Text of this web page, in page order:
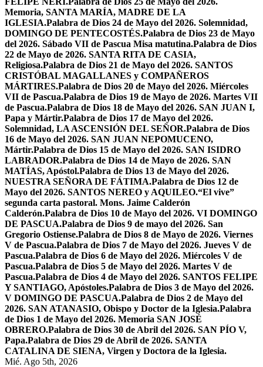
Memoria, SANTA MARÍA, MADRE DE LA
IGLESIA.Palabra de Dios 24 de Mayo del 2026. Solemnidad,
DOMINGO DE PENTECOSTÉS.Palabra de Dios 23 de Mayo
del 2026. Sábado VII de Pascua Misa matutina.Palabra de Dios
22 de Mayo de 2026. SANTA RITA DE CASIA,
Religiosa.Palabra de Dios 21 de Mayo del 2026. SANTOS
CRISTÓBAL MAGALLANES y COMPAÑEROS
MÁRTIRES.Palabra de Dios 20 de Mayo del 2026. Miércoles
VII de Pascua.Palabra de Dios 19 de Mayo de 2026. Martes VII
de Pascua.Palabra de Dios 18 de Mayo del 2026. SAN JUAN I,
Papa y Mártir.Palabra de Dios 17 de Mayo del 2026.
Solemnidad, LA ASCENSIÓN DEL SEÑOR.Palabra de Dios
16 de Mayo del 2026. SAN JUAN NEPOMUCENO,
Mártir.Palabra de Dios 15 de Mayo del 2026. SAN ISIDRO
LABRADOR.Palabra de Dios 14 de Mayo de 2026. SAN
MATÍAS, Apóstol.Palabra de Dios 13 de Mayo del 2026.
NUESTRA SEÑORA DE FÁTIMA.Palabra de Dios 12 de
Mayo del 2026. SANTOS NEREO y AQUILEO.“El vive”
segunda carta pastoral. Mons. Jaime Calderón
Calderón.Palabra de Dios 10 de Mayo del 2026. VI DOMINGO
DE PASCUA.Palabra de Dios 9 de mayo del 2026. San
Gregorio Ostiense.Palabra de Dios 8 de Mayo de 2026. Viernes
V de Pascua.Palabra de Dios 7 de Mayo del 2026. Jueves V de
Pascua.Palabra de Dios 6 de Mayo del 2026. Miércoles V de
Pascua.Palabra de Dios 5 de Mayo del 2026. Martes V de
Pascua.Palabra de Dios 4 de Mayo del 2026. SANTOS FELIPE
Y SANTIAGO, Apóstoles.Palabra de Dios 3 de Mayo del 2026.
V DOMINGO DE PASCUA.Palabra de Dios 2 de Mayo del
2026. SAN ATANASIO, Obispo y Doctor de la Iglesia.Palabra
de Dios 1 de Mayo del 2026. Memoria SAN JOSÉ
OBRERO.Palabra de Dios 30 de Abril del 2026. SAN PÍO V,
Papa.Palabra de Dios 29 de Abril de 2026. SANTA
CATALINA DE SIENA, Virgen y Doctora de la Iglesia.
Mié. Ago 5th, 2026